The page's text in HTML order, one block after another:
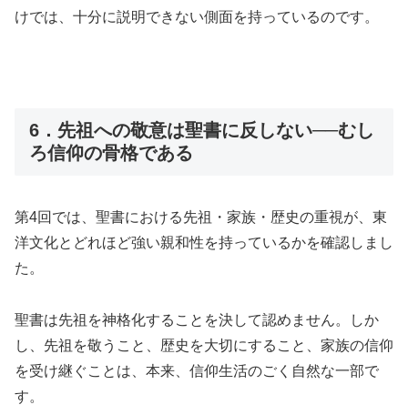
けでは、十分に説明できない側面を持っているのです。
6．先祖への敬意は聖書に反しない──むし
ろ信仰の骨格である
第4回では、聖書における先祖・家族・歴史の重視が、東
洋文化とどれほど強い親和性を持っているかを確認しまし
た。
聖書は先祖を神格化することを決して認めません。しか
し、先祖を敬うこと、歴史を大切にすること、家族の信仰
を受け継ぐことは、本来、信仰生活のごく自然な一部で
す。